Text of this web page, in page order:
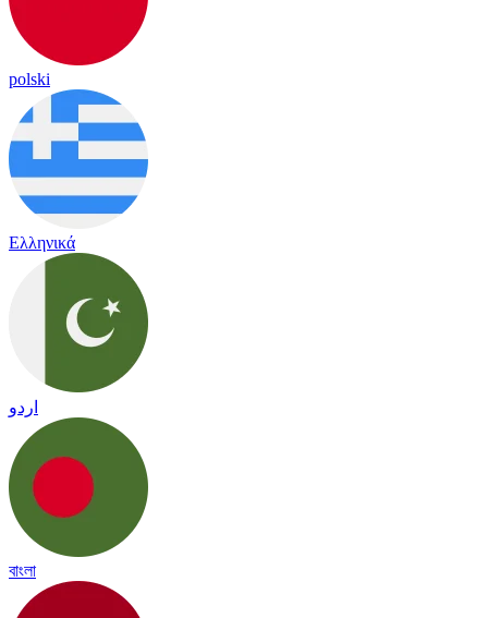
polski
Ελληνικά
اردو
বাংলা